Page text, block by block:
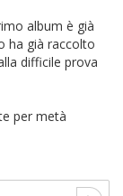
album è già
ha già raccolto
difficile prova
per metà